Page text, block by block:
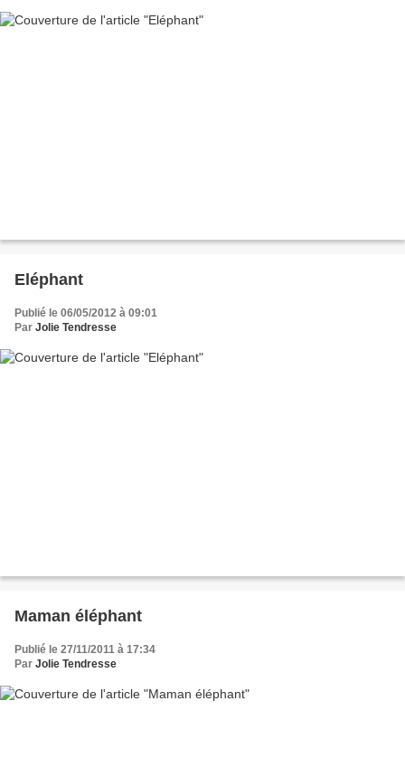
Eléphant
Publié le 06/05/2012 à 09:01
Par Jolie Tendresse
Maman éléphant
Publié le 27/11/2011 à 17:34
Par Jolie Tendresse